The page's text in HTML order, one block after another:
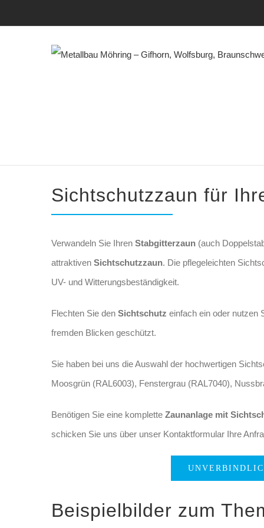
Inhalt
Sichtschutzzaun für
Verwandeln Sie Ihren Stabgitterzaun (auch
attraktiven Sichtschutzzaun. Die pflegeleichten
UV- und Witterungsbeständigkeit.
Flechten Sie den Sichtschutz einfach ein oder nutzen
fremden Blicken geschützt.
Sie haben bei uns die Auswahl der hochwertigen
Moosgrün (RAL6003), Fenstergrau (RAL7040),
Benötigen Sie eine komplette Zaunanlage mit
schicken Sie uns über unser Kontaktformular Ihre
Beispielbilder zum